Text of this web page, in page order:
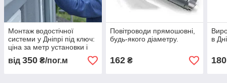
Монтаж водостічної
системи у Дніпрі під ключ:
ціна за метр установки і
що до неї входить
від 350 ₴/пог.м
Повітроводи прямошовні,
будь-якого діаметру.
162₴
в
180